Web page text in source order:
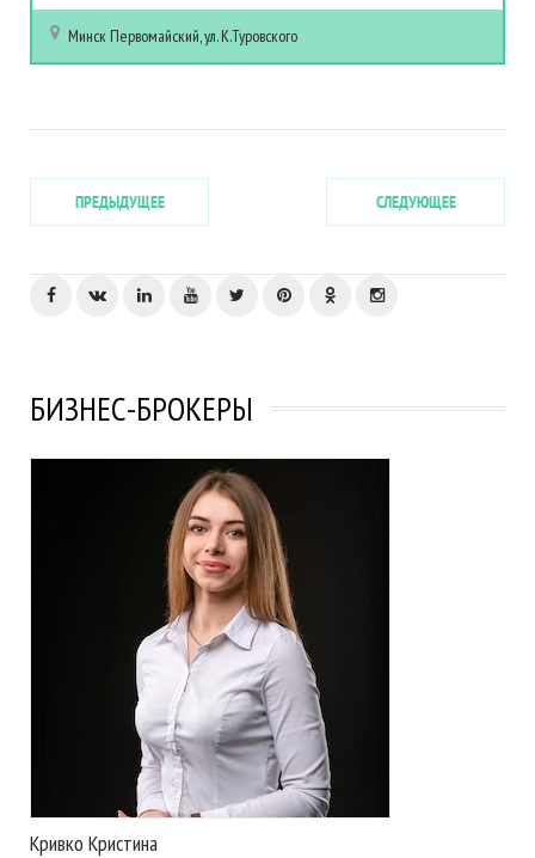
Минск Первомайский, ул. К.Туровского
ПРЕДЫДУЩЕЕ СЛЕДУЮЩЕЕ
БИЗНЕС-БРОКЕРЫ
Кривко Кристина